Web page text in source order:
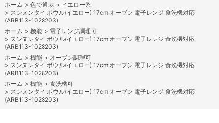
ホーム > 色で選ぶ > イエロー系
> スンヌンタイ ボウル(イエロー) 17cm オーブン 電子レンジ 食洗機対応
(ARB113-1028203)
ホーム > 機能 > 電子レンジ調理可
> スンヌンタイ ボウル(イエロー) 17cm オーブン 電子レンジ 食洗機対応
(ARB113-1028203)
ホーム > 機能 > オーブン調理可
> スンヌンタイ ボウル(イエロー) 17cm オーブン 電子レンジ 食洗機対応
(ARB113-1028203)
ホーム > 機能 > 食洗機可
> スンヌンタイ ボウル(イエロー) 17cm オーブン 電子レンジ 食洗機対応
(ARB113-1028203)